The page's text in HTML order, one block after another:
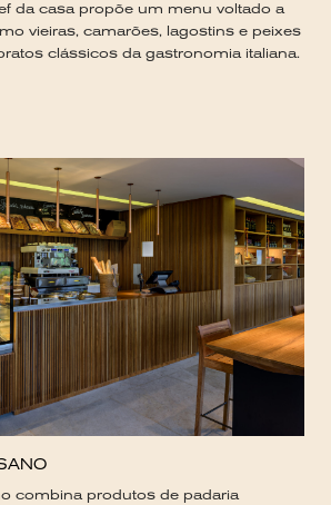
da casa propõe um menu voltado a
vieiras, camarões, lagostins e peixes
clássicos da gastronomia italiana.
combina produtos de padaria